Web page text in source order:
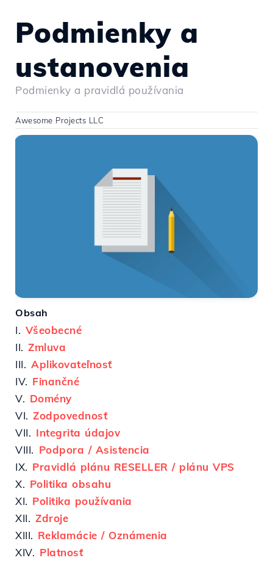
Podmienky a
ustanovenia
Podmienky a pravidlá používania
Awesome Projects LLC
Obsah
I. Všeobecné
II.Zmluva
III. Aplikovateľnosť
IV. Finančné
V. Domény
VI.Zodpovednosť
VII. Integrita údajov
VIII. Podpora / Asistencia
IX. Pravidlá plánu RESELLER / plánu VPS
X. Politika obsahu
XI. Politika používania
XII. Zdroje
XIII. Reklamácie / Oznámenia
XIV. Platnosť